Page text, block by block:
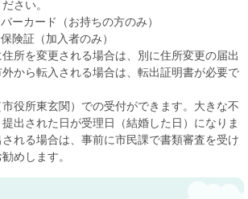
さい。
ーカード（お持ちの方のみ）
険証（加入者のみ）
所を変更される場合は、別に住所変更の届出
から転入される場合は、転出証明書が必要で
役所東玄関）での受付ができます。大きな不
出された日が受理日（結婚した日）になりま
れる場合は、事前に市民課で書類審査を受け
めします。